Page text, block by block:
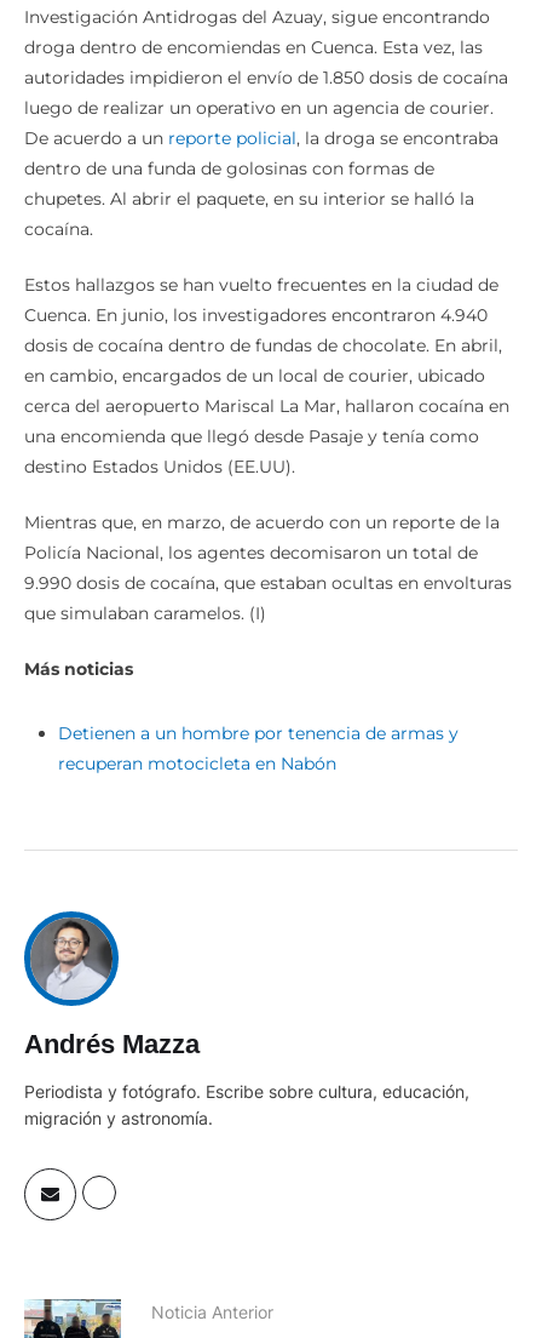
Investigación Antidrogas del Azuay, sigue encontrando
droga dentro de encomiendas en Cuenca. Esta vez, las
autoridades impidieron el envío de 1.850 dosis de cocaína
luego de realizar un operativo en un agencia de courier.
De acuerdo a un reporte policial, la droga se encontraba
dentro de una funda de golosinas con formas de
chupetes. Al abrir el paquete, en su interior se halló la
cocaína.
Estos hallazgos se han vuelto frecuentes en la ciudad de
Cuenca. En junio, los investigadores encontraron 4.940
dosis de cocaína dentro de fundas de chocolate. En abril,
en cambio, encargados de un local de courier, ubicado
cerca del aeropuerto Mariscal La Mar, hallaron cocaína en
una encomienda que llegó desde Pasaje y tenía como
destino Estados Unidos (EE.UU).
Mientras que, en marzo, de acuerdo con un reporte de la
Policía Nacional, los agentes decomisaron un total de
9.990 dosis de cocaína, que estaban ocultas en envolturas
que simulaban caramelos. (I)
Más noticias
Detienen a un hombre por tenencia de armas y
recuperan motocicleta en Nabón
Andrés Mazza
Periodista y fotógrafo. Escribe sobre cultura, educación,
migración y astronomía.
Noticia Anterior